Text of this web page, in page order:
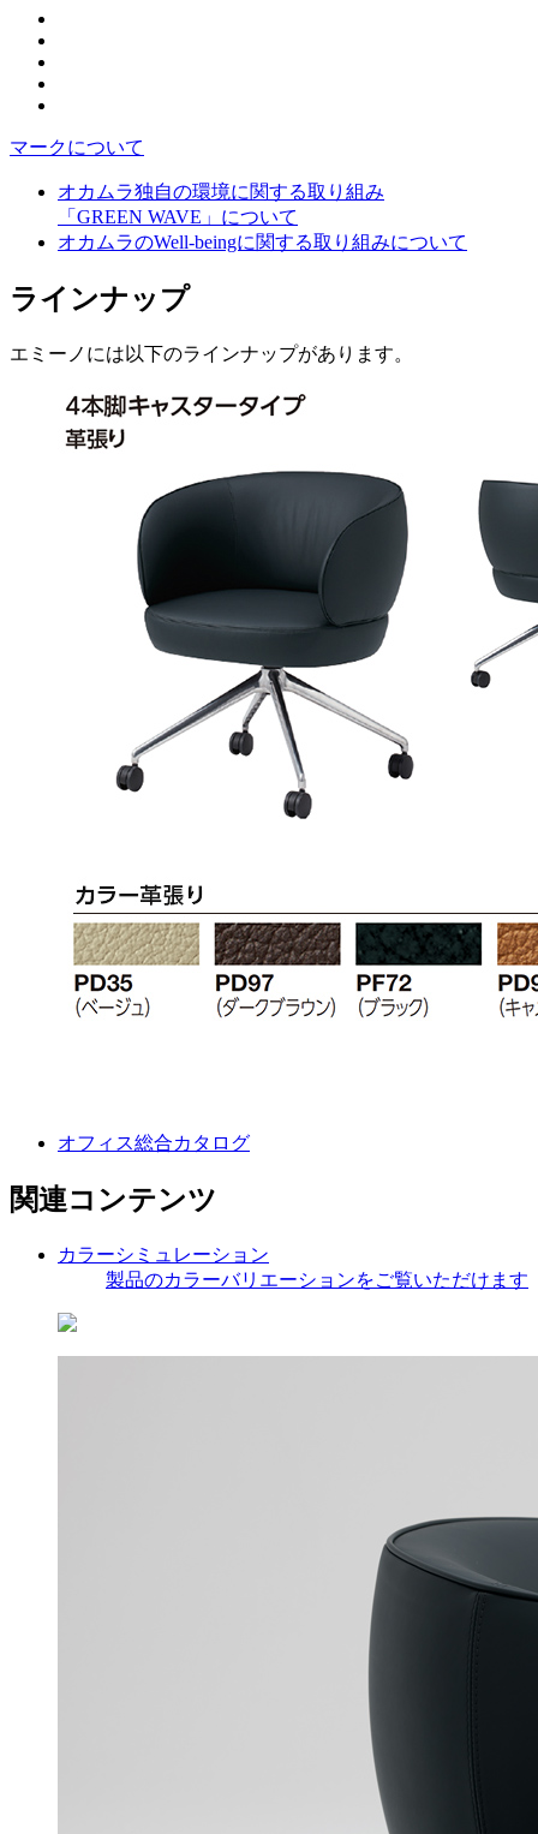
マークについて
オカムラ独自の環境に関する取り組み
「GREEN WAVE」について
オカムラのWell-beingに関する取り組みについて
ラインナップ
エミーノには以下のラインナップがあります。
オフィス総合カタログ
関連コンテンツ
カラーシミュレーション
製品のカラーバリエーションをご覧いただけます